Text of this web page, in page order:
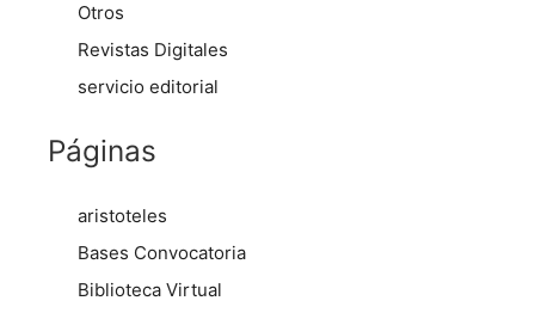
Otros
Revistas Digitales
servicio editorial
Páginas
aristoteles
Bases Convocatoria
Biblioteca Virtual